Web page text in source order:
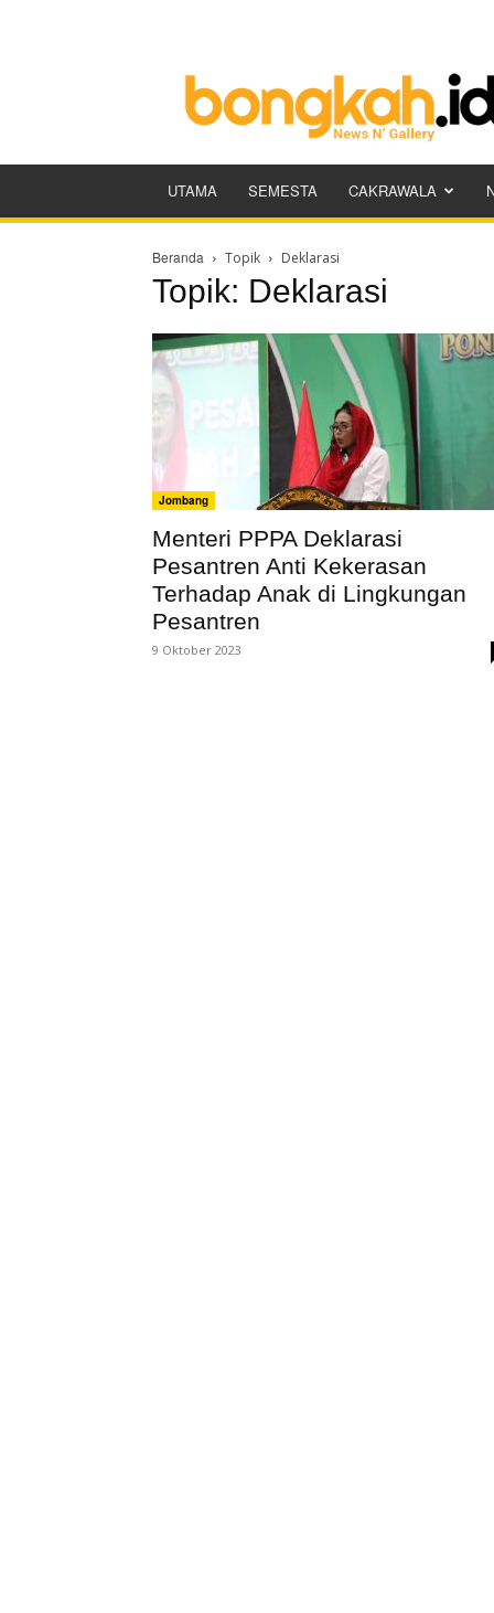
UTAMA SEMESTA CAKRAWALA
Beranda Topik Deklarasi
Topik: Deklarasi
Jombang
Menteri PPPA Deklarasi
Pesantren Anti Kekerasan
Terhadap Anak di Lingkungan
Pesantren
9 Oktober 2023